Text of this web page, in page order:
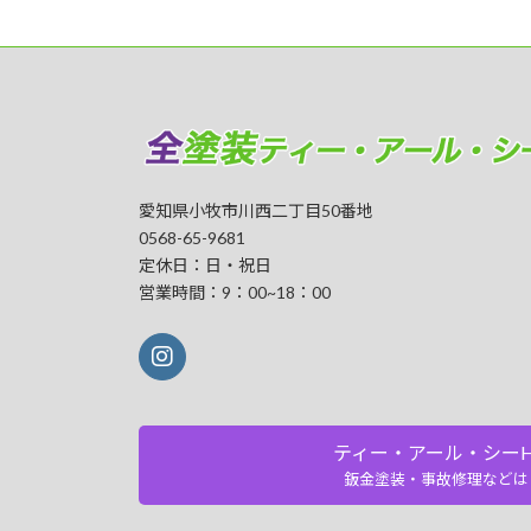
愛知県小牧市川西二丁目50番地
0568-65-9681
定休日：日・祝日
営業時間：9：00~18：00
ティー・アール・シー
鈑金塗装・事故修理など